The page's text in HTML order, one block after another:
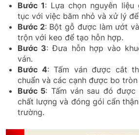
Bước 1: Lựa chọn nguyên
tục với việc băm nhỏ và xử lý
Bước 2: Bột gỗ được làm ướt
trộn với keo để tạo hỗn hợp.
Bước 3: Đưa hỗn hợp vào
ván.
Bước 4: Tấm ván được cắt
chuẩn và các cạnh được bo
Bước 5: Tấm ván sau đó được
chất lượng và đóng gói cẩn
trường.